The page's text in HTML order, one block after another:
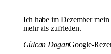
Ich habe im Dezember
mehr als zufrieden.
Gülcan DoganGoogle-